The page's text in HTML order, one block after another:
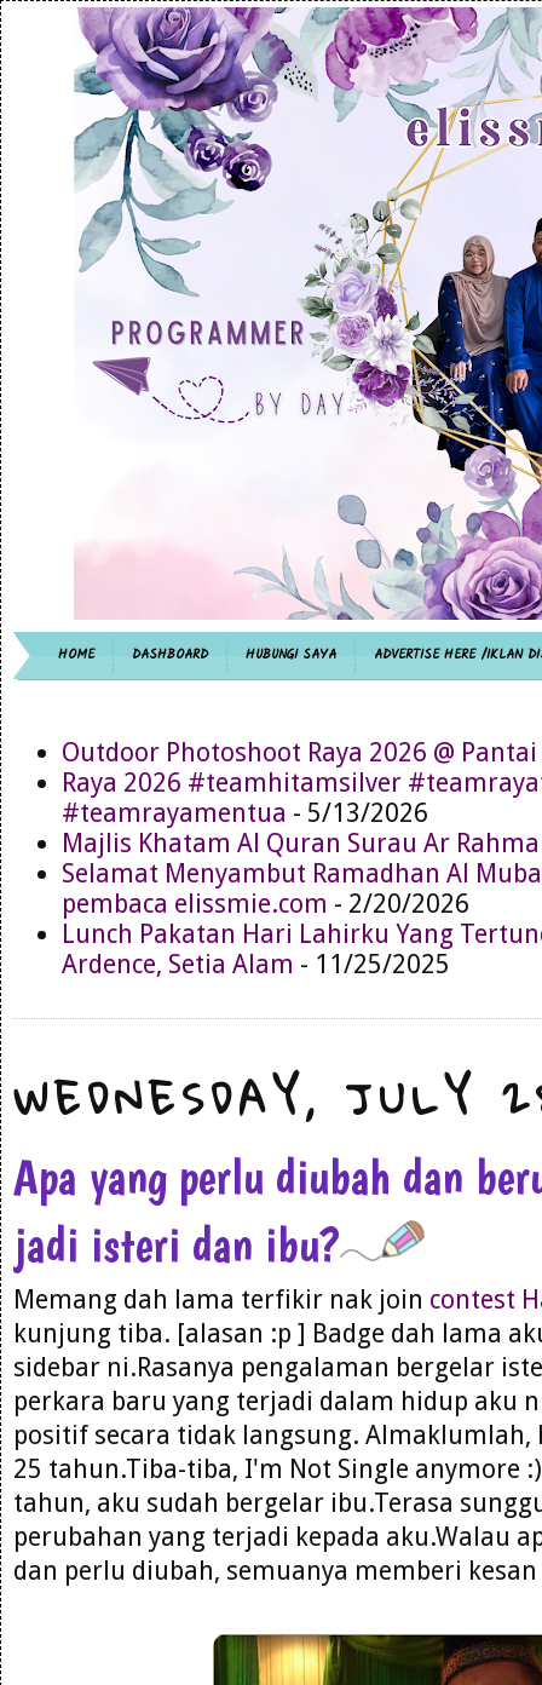
HOME DASHBOARD HUBUNGI SAYA ADVERTISE HERE /IKLAN
Outdoor Photoshoot Raya 2026 @ Pantai
Raya 2026 #teamhitamsilver
#teamrayamentua - 5/13/2026
Majlis Khatam Al Quran Surau Ar
Selamat Menyambut Ramadhan Al
pembaca elissmie.com - 2/20/2026
Lunch Pakatan Hari Lahirku Yang
Ardence, Setia Alam - 11/25/2025
WEDNESDAY, JULY
Apa yang perlu diubah dan
jadi isteri dan ibu?
Memang dah lama terfikir nak join contest
kunjung tiba. [alasan :p ] Badge dah lama
sidebar ni.Rasanya pengalaman bergelar
perkara baru yang terjadi dalam hidup aku
positif secara tidak langsung. Almaklumlah,
25 tahun.Tiba-tiba, I'm Not Single anymore
tahun, aku sudah bergelar ibu.Terasa
perubahan yang terjadi kepada aku.Walau
dan perlu diubah, semuanya memberi